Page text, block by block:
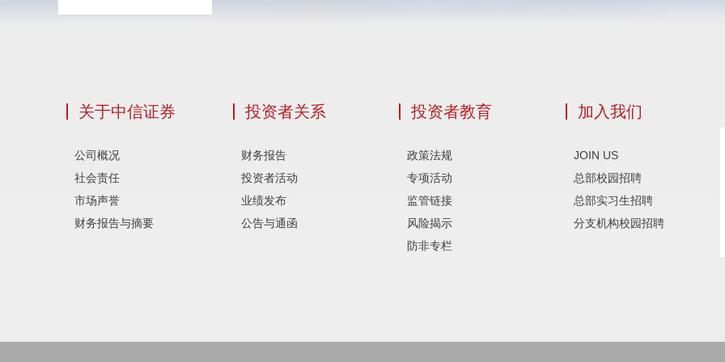
关于中信证券
公司概况
社会责任
市场声誉
财务报告与摘要
投资者关系
财务报告
投资者活动
业绩发布
公告与通函
投资者教育
政策法规
专项活动
监管链接
风险揭示
防非专栏
加入我们
JOIN US
总部校园招聘
总部实习生招聘
分支机构校园招聘